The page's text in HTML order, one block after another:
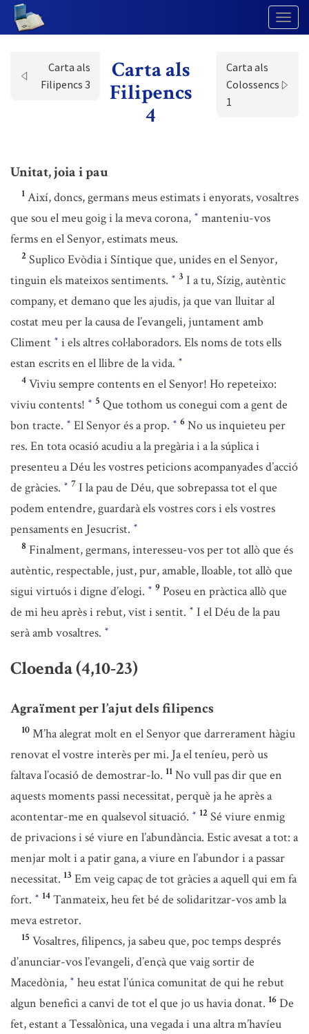
Carta als
Filipencs 3
Carta als
Filipencs
4
Carta als
Colossencs
1
Unitat, joia i pau
1 Així, doncs, germans meus estimats i enyorats, vosaltres
que sou el meu goig i la meva corona, * manteniu-vos
ferms en el Senyor, estimats meus.
2 Suplico Evòdia i Síntique que, unides en el Senyor,
tinguin els mateixos sentiments. * 3 I a tu, Sízig, autèntic
company, et demano que les ajudis, ja que van lluitar al
costat meu per la causa de l’evangeli, juntament amb
Climent * i els altres col·laboradors. Els noms de tots ells
estan escrits en el llibre de la vida. *
4 Viviu sempre contents en el Senyor! Ho repeteixo:
viviu contents! * 5 Que tothom us conegui com a gent de
bon tracte. * El Senyor és a prop. * 6 No us inquieteu per
res. En tota ocasió acudiu a la pregària i a la súplica i
presenteu a Déu les vostres peticions acompanyades d’acció
de gràcies. * 7 I la pau de Déu, que sobrepassa tot el que
podem entendre, guardarà els vostres cors i els vostres
pensaments en Jesucrist. *
8 Finalment, germans, interesseu-vos per tot allò que és
autèntic, respectable, just, pur, amable, lloable, tot allò que
sigui virtuós i digne d’elogi. * 9 Poseu en pràctica allò que
de mi heu après i rebut, vist i sentit. * I el Déu de la pau
serà amb vosaltres. *
Cloenda (4,10-23)
Agraïment per l’ajut dels filipencs
10 M’ha alegrat molt en el Senyor que darrerament hàgiu
renovat el vostre interès per mi. Ja el teníeu, però us
faltava l’ocasió de demostrar-lo. 11 No vull pas dir que en
aquests moments passi necessitat, perquè ja he après a
acontentar-me en qualsevol situació. * 12 Sé viure enmig
de privacions i sé viure en l’abundància. Estic avesat a tot: a
menjar molt i a patir gana, a viure en l’abundor i a passar
necessitat. 13 Em veig capaç de tot gràcies a aquell qui em fa
fort. * 14 Tanmateix, heu fet bé de solidaritzar-vos amb la
meva estretor.
15 Vosaltres, filipencs, ja sabeu que, poc temps després
d’anunciar-vos l’evangeli, d’ençà que vaig sortir de
Macedònia, * heu estat l’única comunitat de qui he rebut
algun benefici a canvi de tot el que jo us havia donat. 16 De
fet, estant a Tessalònica, una vegada i una altra m’havíeu